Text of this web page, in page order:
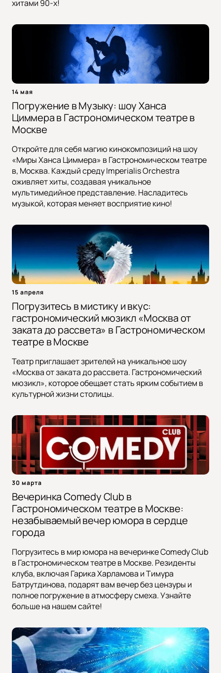
хитами 90-х!
14 мая
Погружение в Музыку: шоу Ханса
Циммера в Гастрономическом театре в
Москве
Откройте для себя магию кинокомпозиций на шоу
«Миры Ханса Циммера» в Гастрономическом театре
в, Москва. Каждый среду Imperialis Orchestra
оживляет хиты, создавая уникальное
мультимедийное представление. Насладитесь
музыкой, которая меняет восприятие кино!
15 апреля
Погрузитесь в мистику и вкус:
гастрономический мюзикл «Москва от
заката до рассвета» в Гастрономическом
театре в Москве
Театр приглашает зрителей на уникальное шоу
«Москва от заката до рассвета. Гастрономический
мюзикл», которое обещает стать ярким событием в
культурной жизни столицы.
30 марта
Вечеринка Comedy Club в
Гастрономическом театре в Москве:
незабываемый вечер юмора в сердце
города
Погрузитесь в мир юмора на вечеринке Comedy Club
в Гастрономическом театре в Москве. Резиденты
клуба, включая Гарика Харламова и Тимура
Батрутдинова, подарят вам вечер без цензуры и
полное погружение в атмосферу смеха. Узнайте
больше на нашем сайте!